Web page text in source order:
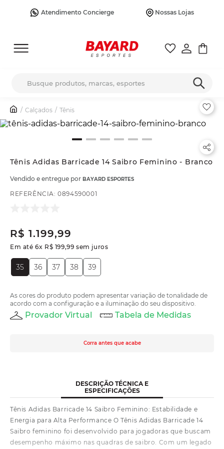
Atendimento Concierge Nossas Lojas
Calçados Tênis
Tênis Adidas Barricade 14 Saibro Feminino - Branco
Vendido e entregue por BAYARD ESPORTES
REFERÊNCIA:0894590001
R$ 1.199,99
Em até6x R$ 199,99 sem juros
35 36 37 38 39
As cores do produto podem apresentar variação de tonalidade de
acordo com a configuração e a iluminação do seu dispositivo.
Provador Virtual Tabela de Medidas
Corra antes que acabe
DESCRIÇÃO TÉCNICA E
ESPECIFICAÇÕES
Tênis Adidas Barricade 14 Saibro Feminino: Estabilidade e
Energia para Alta Performance O Tênis Adidas Barricade 14
Saibro feminino foi desenvolvido para jogadoras que buscam
desempenho máximo nas quadras de saibro. Com um legado